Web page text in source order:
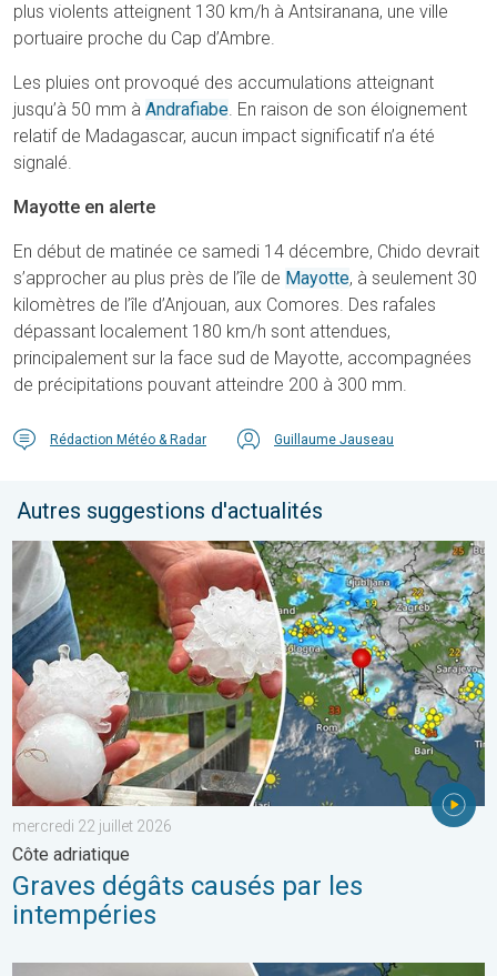
plus violents atteignent 130 km/h à Antsiranana, une ville
portuaire proche du Cap d’Ambre.
Les pluies ont provoqué des accumulations atteignant
jusqu’à 50 mm à Andrafiabe. En raison de son éloignement
relatif de Madagascar, aucun impact significatif n’a été
signalé.
Mayotte en alerte
En début de matinée ce samedi 14 décembre, Chido devrait
s’approcher au plus près de l’île de Mayotte, à seulement 30
kilomètres de l’île d’Anjouan, aux Comores. Des rafales
dépassant localement 180 km/h sont attendues,
principalement sur la face sud de Mayotte, accompagnées
de précipitations pouvant atteindre 200 à 300 mm.
Rédaction Météo & Radar Guillaume Jauseau
Autres suggestions d'actualités
Graves dégâts causés par les intempéries. Côte adriatique. .
mercredi 22 juillet 2026
Côte adriatique
Graves dégâts causés par les
intempéries